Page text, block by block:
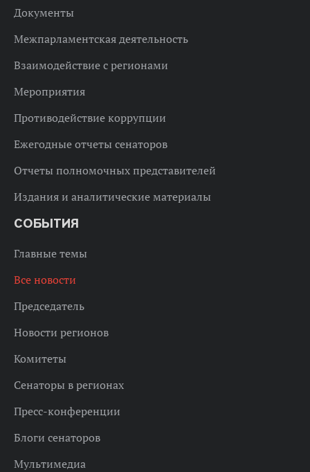
Документы
Межпарламентская деятельность
Взаимодействие с регионами
Мероприятия
Противодействие коррупции
Ежегодные отчеты сенаторов
Отчеты полномочных представителей
Издания и аналитические материалы
СОБЫТИЯ
Главные темы
Все новости
Председатель
Новости регионов
Комитеты
Сенаторы в регионах
Пресс-конференции
Блоги сенаторов
Мультимедиа